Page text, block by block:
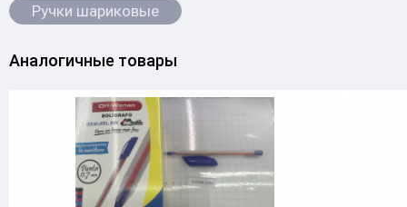
Ручки шариковые
Аналогичные товары